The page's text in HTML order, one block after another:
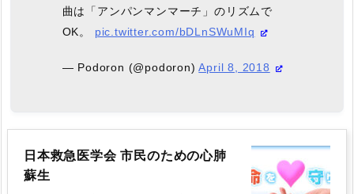
曲は「アンパンマンマーチ」のリズムで
OK。 pic.twitter.com/bDLnSWuMIq
— Podoron (@podoron)April 8, 2018
日本救急医学会 市民のための心肺
蘇生